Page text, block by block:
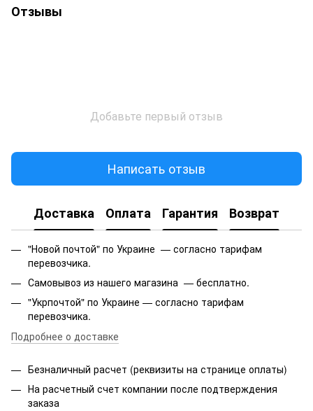
Отзывы
Добавьте первый отзыв
Написать отзыв
Доставка Оплата Гарантия Возврат
"Новой почтой" по Украине — согласно тарифам
перевозчика.
Самовывоз из нашего магазина — бесплатно.
"Укрпочтой" по Украине — согласно тарифам
перевозчика.
Подробнее о доставке
Безналичный расчет (реквизиты на странице оплаты)
На расчетный счет компании после подтверждения
заказа